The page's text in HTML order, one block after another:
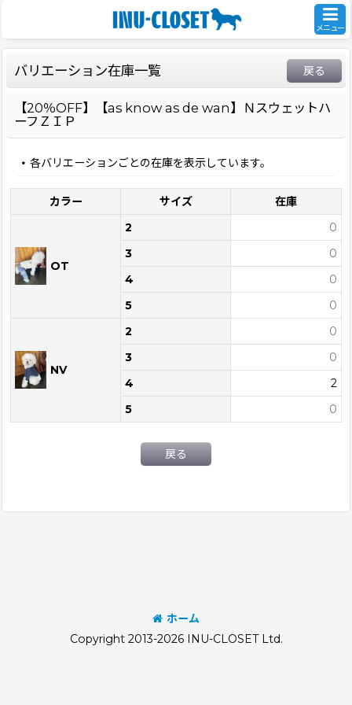
メニュー
バリエーション在庫一覧 戻る
【20％OFF】【as know as de wan】Ｎスウェットハ
ーフＺＩＰ
各バリエーションごとの在庫を表示しています。
カラー サイズ 在庫
OT
2
0
3
0
4
0
5
0
NV
2
0
3
0
4
2
5
0
戻る
ホーム
Copyright 2013-2026 INU-CLOSET Ltd.